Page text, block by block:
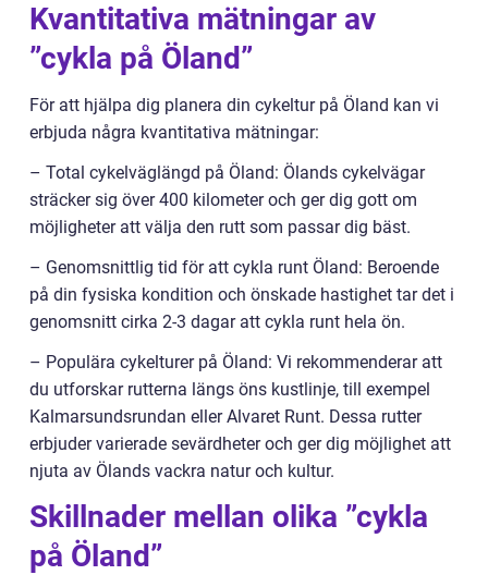
Kvantitativa mätningar av
”cykla på Öland”
För att hjälpa dig planera din cykeltur på Öland kan vi
erbjuda några kvantitativa mätningar:
– Total cykelväglängd på Öland: Ölands cykelvägar
sträcker sig över 400 kilometer och ger dig gott om
möjligheter att välja den rutt som passar dig bäst.
– Genomsnittlig tid för att cykla runt Öland: Beroende
på din fysiska kondition och önskade hastighet tar det i
genomsnitt cirka 2-3 dagar att cykla runt hela ön.
– Populära cykelturer på Öland: Vi rekommenderar att
du utforskar rutterna längs öns kustlinje, till exempel
Kalmarsundsrundan eller Alvaret Runt. Dessa rutter
erbjuder varierade sevärdheter och ger dig möjlighet att
njuta av Ölands vackra natur och kultur.
Skillnader mellan olika ”cykla
på Öland”